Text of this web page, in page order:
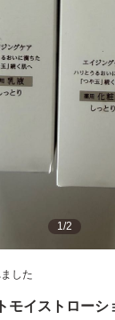
1/2
した
モイストローシ